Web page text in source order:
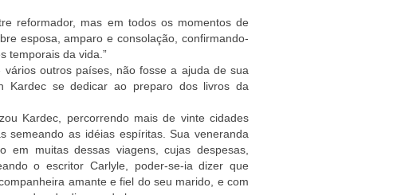
reformador, mas em todos os momentos de
esposa, amparo e consolação, confirmando-
temporais da vida.”
outros países, não fosse a ajuda de sua
Kardec se dedicar ao preparo dos livros da
Kardec, percorrendo mais de vinte cidades
semeando as idéias espíritas. Sua veneranda
em muitas dessas viagens, cujas despesas,
o escritor Carlyle, poder-se-ia dizer que
amante e fiel do seu marido, e com